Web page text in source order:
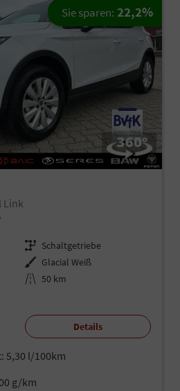
Link
Getriebe Schaltgetriebe
Außenfarbe Glacial Weiß
Kilometerstand 50 km
Sie sparen: 22,2%
Details
5,30 l/100km
g/km